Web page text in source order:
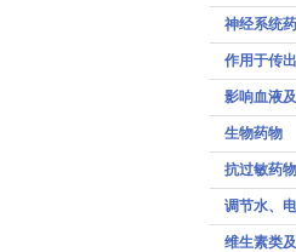
神经系统
作用于传
影响血液
生物药物
抗过敏药物
调节水、
维生素类